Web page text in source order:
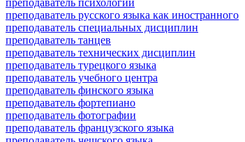
преподаватель русского языка как иностранного
преподаватель специальных дисциплин
преподаватель танцев
преподаватель технических дисциплин
преподаватель турецкого языка
преподаватель учебного центра
преподаватель финского языка
преподаватель фортепиано
преподаватель фотографии
преподаватель французского языка